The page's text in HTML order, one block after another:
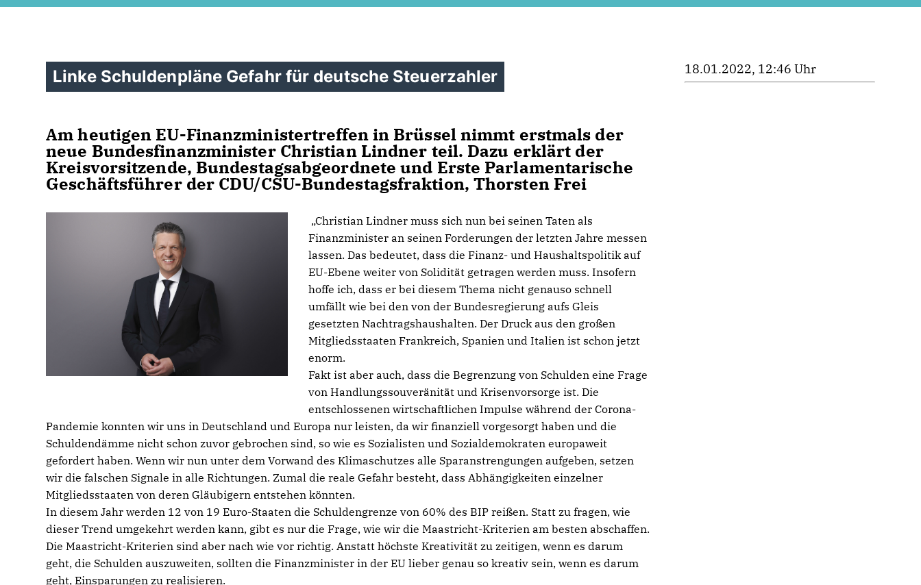
Linke Schuldenpläne Gefahr für deutsche Steuerzahler
Am heutigen EU-Finanzministertreffen in Brüssel nimmt erstmals der
neue Bundesfinanzminister Christian Lindner teil. Dazu erklärt der
Kreisvorsitzende, Bundestagsabgeordnete und Erste Parlamentarische
Geschäftsführer der CDU/CSU-Bundestagsfraktion, Thorsten Frei
Christian Lindner muss sich nun bei seinen Taten als
Finanzminister an seinen Forderungen der letzten Jahre messen
lassen. Das bedeutet, dass die Finanz- und Haushaltspolitik auf
EU-Ebene weiter von Solidität getragen werden muss. Insofern
hoffe ich, dass er bei diesem Thema nicht genauso schnell
umfällt wie bei den von der Bundesregierung aufs Gleis
gesetzten Nachtragshaushalten. Der Druck aus den großen
Mitgliedsstaaten Frankreich, Spanien und Italien ist schon jetzt
enorm.
Fakt ist aber auch, dass die Begrenzung von Schulden eine Frage
von Handlungssouveränität und Krisenvorsorge ist. Die
entschlossenen wirtschaftlichen Impulse während der Corona-
Pandemie konnten wir uns in Deutschland und Europa nur leisten, da wir finanziell vorgesorgt haben und die
Schuldendämme nicht schon zuvor gebrochen sind, so wie es Sozialisten und Sozialdemokraten europaweit
gefordert haben. Wenn wir nun unter dem Vorwand des Klimaschutzes alle Sparanstrengungen aufgeben, setzen
wir die falschen Signale in alle Richtungen. Zumal die reale Gefahr besteht, dass Abhängigkeiten einzelner
Mitgliedsstaaten von deren Gläubigern entstehen könnten.
In diesem Jahr werden 12 von 19 Euro-Staaten die Schuldengrenze von 60% des BIP reißen. Statt zu fragen, wie
dieser Trend umgekehrt werden kann, gibt es nur die Frage, wie wir die Maastricht-Kriterien am besten abschaffen.
Die Maastricht-Kriterien sind aber nach wie vor richtig. Anstatt höchste Kreativität zu zeitigen, wenn es darum
geht, die Schulden auszuweiten, sollten die Finanzminister in der EU lieber genau so kreativ sein, wenn es darum
geht, Einsparungen zu realisieren.
18.01.2022, 12:46 Uhr